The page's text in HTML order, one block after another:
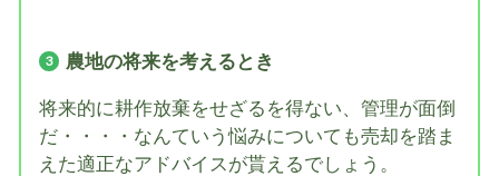
農地の将来を考えるとき
将来的に耕作放棄をせざるを得ない、管理が面倒
だ・・・・なんていう悩みについても売却を踏ま
えた適正なアドバイスが貰えるでしょう。